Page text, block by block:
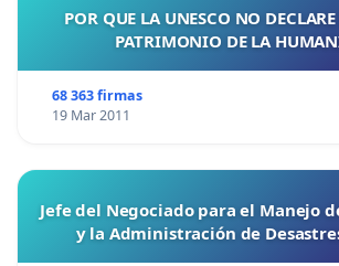
POR QUE LA UNESCO NO
PATRIMONIO DE LA
68 363 firmas
19 Mar 2011
Jefe del Negociado para el Manejo
y la Administración de